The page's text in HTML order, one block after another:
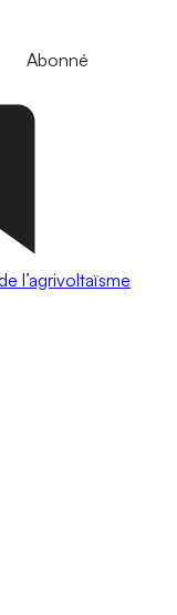
Abonné
l’agrivoltaïsme